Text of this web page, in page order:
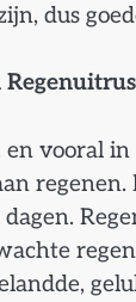
dus
vooral